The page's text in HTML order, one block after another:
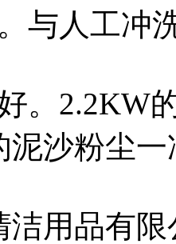
与人工冲
。2.2KW
泥沙粉尘
洁用品有